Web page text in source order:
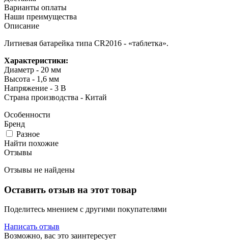
Варианты оплаты
Наши преимущества
Описание
Литиевая батарейка типа CR2016 - «таблетка».
Характеристики:
Диаметр - 20 мм
Высота - 1,6 мм
Напряжение - 3 В
Страна производства - Китай
Особенности
Бренд
Разное
Найти похожие
Отзывы
Отзывы не найдены
Оставить отзыв на этот товар
Поделитесь мнением с другими покупателями
Написать отзыв
Возможно, вас это заинтересует